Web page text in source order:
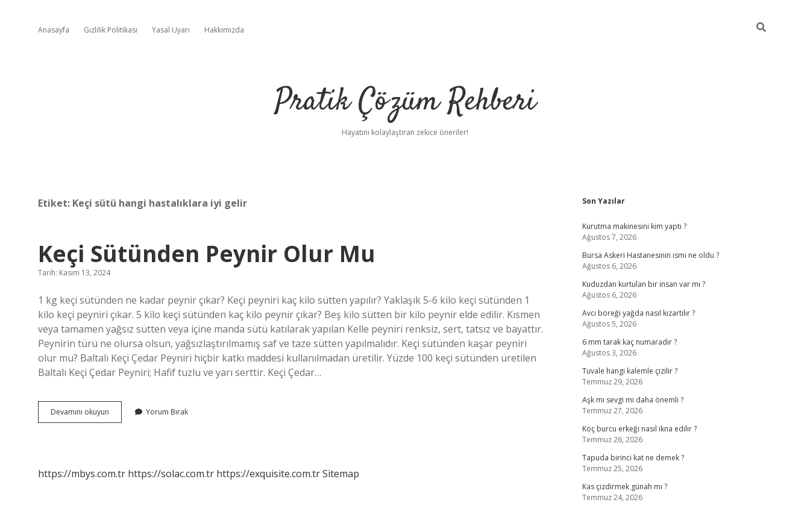
Anasayfa Gizlilik Politikası Yasal Uyarı Hakkımızda
Pratik Çözüm Rehberi
Hayatını kolaylaştıran zekice öneriler!
Etiket: Keçi sütü hangi hastalıklara iyi gelir
Keçi Sütünden Peynir Olur Mu
Tarih: Kasım 13, 2024
1 kg keçi sütünden ne kadar peynir çıkar? Keçi peyniri kaç kilo sütten yapılır? Yaklaşık 5-6 kilo keçi sütünden 1
kilo keçi peyniri çıkar. 5 kilo keçi sütünden kaç kilo peynir çıkar? Beş kilo sütten bir kilo peynir elde edilir. Kısmen
veya tamamen yağsız sütten veya içine manda sütü katılarak yapılan Kelle peyniri renksiz, sert, tatsız ve bayattır.
Peynirin türü ne olursa olsun, yağsızlaştırılmamış saf ve taze sütten yapılmalıdır. Keçi sütünden kaşar peyniri
olur mu? Baltalı Keçi Çedar Peyniri hiçbir katkı maddesi kullanılmadan üretilir. Yüzde 100 keçi sütünden üretilen
Baltalı Keçi Çedar Peyniri; Hafif tuzlu ve yarı serttir. Keçi Çedar…
Devamını okuyun
Sütünden
Yorum Bırak
https://mbys.com.tr https://solac.com.tr https://exquisite.com.trSitemap
Sidebar
Son Yazılar
Kurutma makinesini kim yaptı ?
Ağustos 7, 2026
Bursa Askeri Hastanesinin ismi ne oldu ?
Ağustos 6, 2026
Kuduzdan kurtulan bir insan var mı ?
Ağustos 6, 2026
Avcı böreği yağda nasıl kızartılır ?
Ağustos 5, 2026
6 mm tarak kaç numaradır ?
Ağustos 3, 2026
Tuvale hangi kalemle çizilir ?
Temmuz 29, 2026
Aşk mı sevgi mi daha önemli ?
Temmuz 27, 2026
Koç burcu erkeği nasıl ikna edilir ?
Temmuz 26, 2026
Tapuda birinci kat ne demek ?
Temmuz 25, 2026
Kas çizdirmek günah mı ?
Temmuz 24, 2026